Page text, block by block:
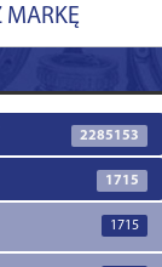
2285153
1715
1715